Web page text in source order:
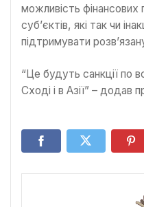
можливість фінансових
суб’єктів, які так чи
підтримувати
“Це будуть санкції по
Сході і в Азії” – додав